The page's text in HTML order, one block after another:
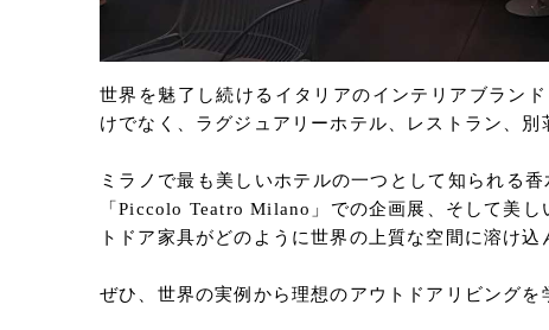
世界を魅了し続けるイタリアのインテリアブラン
けでなく、ラグジュアリーホテル、レストラン、別
ミラノで最も美しいホテルの一つとして知られる
「Piccolo Teatro Milano」での企画展、そして美
トドア家具がどのように世界の上質な空間に溶け込
ぜひ、世界の実例から理想のアウトドアリビング